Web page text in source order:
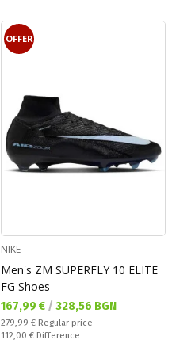
OFFER
NIKE
Men's ZM SUPERFLY 10 ELITE
FG Shoes
Текуща цена:
167,99 € / 328,56 BGN
Regular price:
279,99 € Regular price
Спестявате:
112,00 € Difference